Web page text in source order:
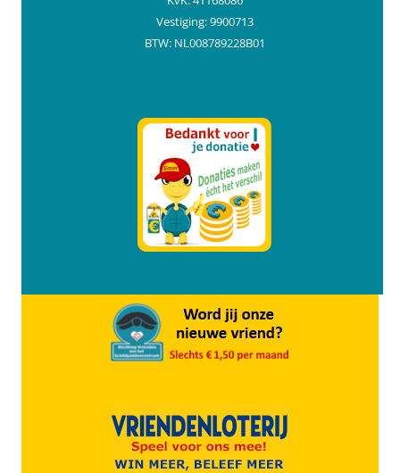
Vestiging: 9900713
BTW: NL008789228B01